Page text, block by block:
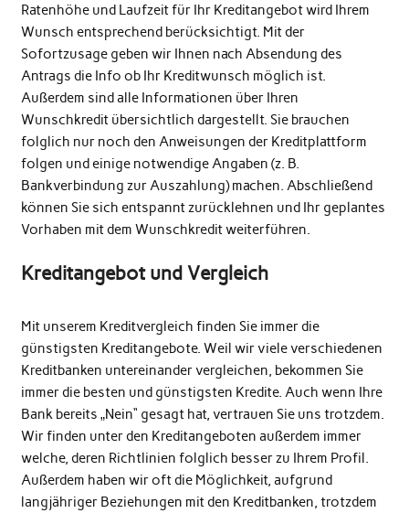
Ratenhöhe und Laufzeit für Ihr Kreditangebot wird Ihrem
Wunsch entsprechend berücksichtigt. Mit der
Sofortzusage geben wir Ihnen nach Absendung des
Antrags die Info ob Ihr Kreditwunsch möglich ist.
Außerdem sind alle Informationen über Ihren
Wunschkredit übersichtlich dargestellt. Sie brauchen
folglich nur noch den Anweisungen der Kreditplattform
folgen und einige notwendige Angaben (z. B.
Bankverbindung zur Auszahlung) machen. Abschließend
können Sie sich entspannt zurücklehnen und Ihr geplantes
Vorhaben mit dem Wunschkredit weiterführen.
Kreditangebot und Vergleich
Mit unserem Kreditvergleich finden Sie immer die
günstigsten Kreditangebote. Weil wir viele verschiedenen
Kreditbanken untereinander vergleichen, bekommen Sie
immer die besten und günstigsten Kredite. Auch wenn Ihre
Bank bereits „Nein“ gesagt hat, vertrauen Sie uns trotzdem.
Wir finden unter den Kreditangeboten außerdem immer
welche, deren Richtlinien folglich besser zu Ihrem Profil.
Außerdem haben wir oft die Möglichkeit, aufgrund
langjähriger Beziehungen mit den Kreditbanken, trotzdem